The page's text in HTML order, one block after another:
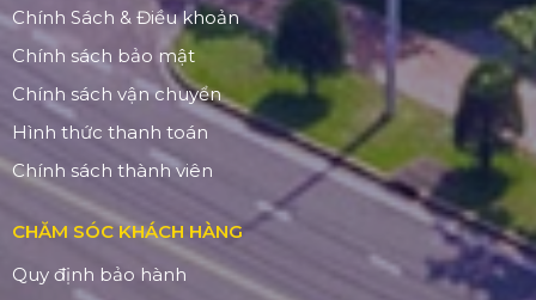
Chính Sách & Điều khoản
Chính sách bảo mật
Chính sách vận chuyển
Hình thức thanh toán
Chính sách thành viên
CHĂM SÓC KHÁCH HÀNG
Quy định bảo hành